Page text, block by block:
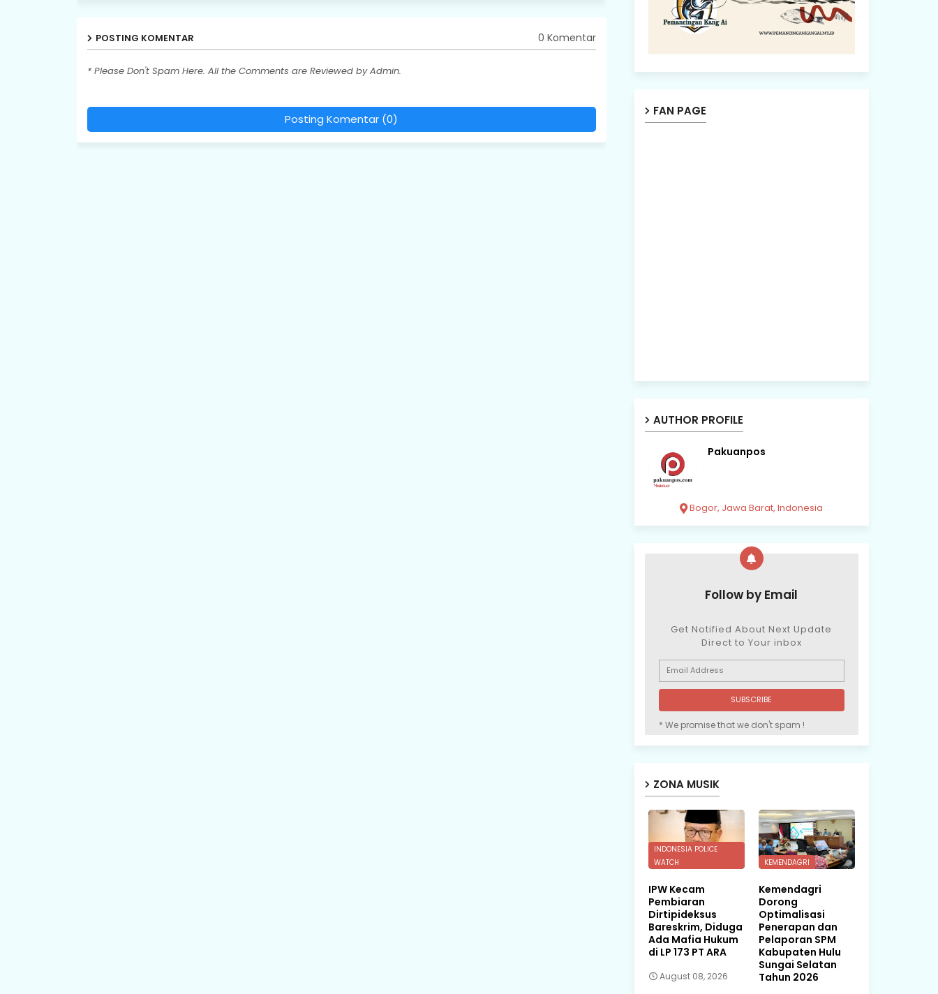
POSTING KOMENTAR 0 Komentar
* Please Don't Spam Here. All the Comments are Reviewed by Admin.
Posting Komentar (0)
FAN PAGE
AUTHOR PROFILE
Pakuanpos
Bogor, Jawa Barat, Indonesia
Follow by Email
Get Notified About Next Update
Direct to Your inbox
* We promise that we don't spam !
ZONA MUSIK
INDONESIA POLICE
WATCH
IPW Kecam
Pembiaran
Dirtipideksus
Bareskrim, Diduga
Ada Mafia Hukum
di LP 173 PT ARA
August 08, 2026
KEMENDAGRI
Kemendagri
Dorong
Optimalisasi
Penerapan dan
Pelaporan SPM
Kabupaten Hulu
Sungai Selatan
Tahun 2026